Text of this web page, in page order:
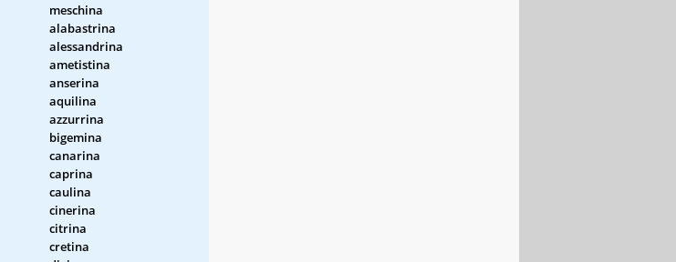
meschina
alabastrina
alessandrina
ametistina
anserina
aquilina
azzurrina
bigemina
canarina
caprina
caulina
cinerina
citrina
cretina